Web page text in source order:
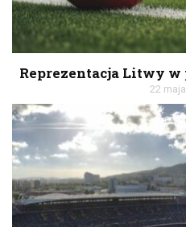
Reprezentacja Litwy w
22